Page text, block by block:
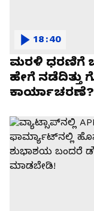
ಮರಳಿ ಧರಣಿಗೆ
ಹೇಗೆ
ಕಾರ್ಯಾಚರಣೆ?
18:40